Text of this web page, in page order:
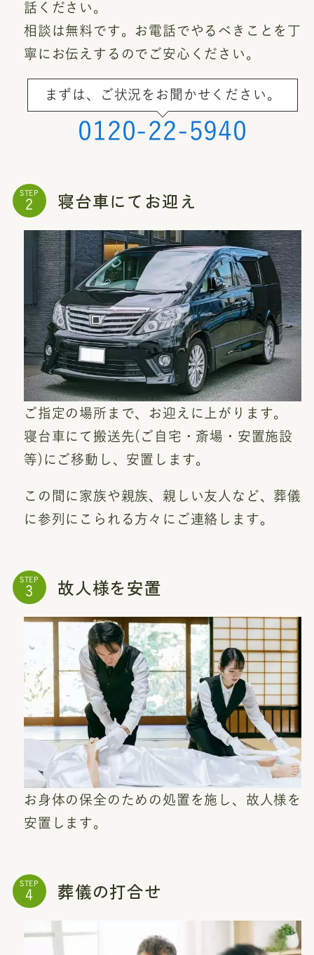
話ください。
相談は無料です。お電話でやるべきことを丁
寧にお伝えするのでご安心ください。
まずは、ご状況をお聞かせください。
0120-22-5940
STEP 寝台車にてお迎え
ご指定の場所まで、お迎えに上がります。
寝台車にて搬送先(ご自宅・斎場・安置施設
等)にご移動し、安置します。
この間に家族や親族、親しい友人など、葬儀
に参列にこられる方々にご連絡します。
STEP 故人様を安置
お身体の保全のための処置を施し、故人様を
安置します。
STEP 葬儀の打合せ